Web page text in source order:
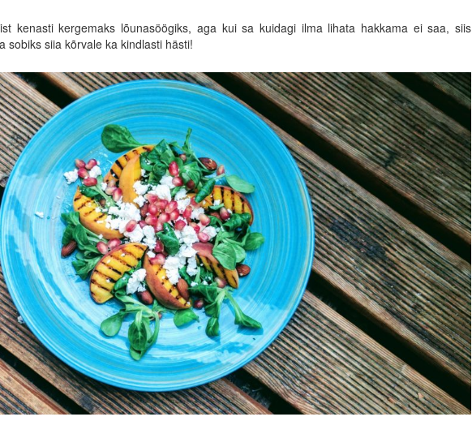
kenasti kergemaks lõunasöögiks, aga kui sa kuidagi ilma lihata hakkama ei saa, siis
sobiks siia kõrvale ka kindlasti hästi!